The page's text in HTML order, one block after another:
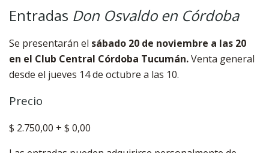
Entradas Don Osvaldo en Córdoba
Se presentarán el sábado 20 de noviembre a las 20
en el Club Central Córdoba Tucumán.Venta general
desde el jueves 14 de octubre a las 10.
Precio
$ 2.750,00 + $ 0,00